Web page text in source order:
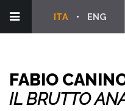
ENG
ITA
FABIO
IL BRUTTO